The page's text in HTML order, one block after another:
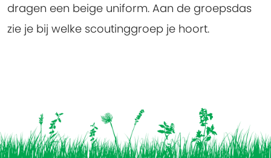
dragen een beige uniform. Aan de groepsdas
zie je bij welke scoutinggroep je hoort.